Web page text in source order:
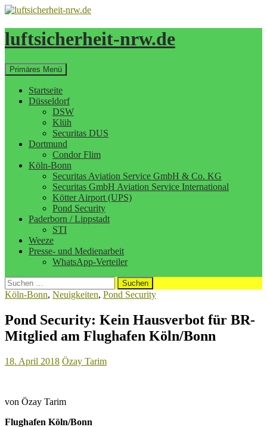
Zum
springen
luftsicherheit-nrw.de
Suchen
Primäres Menü
Startseite
Düsseldorf
DSW
Klüh
Securitas DUS
Dortmund
Condor Flim
Köln-Bonn
Securitas Aviation Service GmbH & Co. KG
Securitas GmbH Aviation Service International
Kötter Airport (UPS)
Pond Security
Paderborn / Lippstadt
STI
Weeze
Presse- und Medienarbeit
WhatsApp-Verteiler
Suchen
nach:
Köln-Bonn, Neuigkeiten, Pond Security
Pond Security: Kein Hausverbot für BR-
Mitglied am Flughafen Köln/Bonn
18. April 2018 Özay Tarim
von Özay Tarim
Flughafen Köln/Bonn